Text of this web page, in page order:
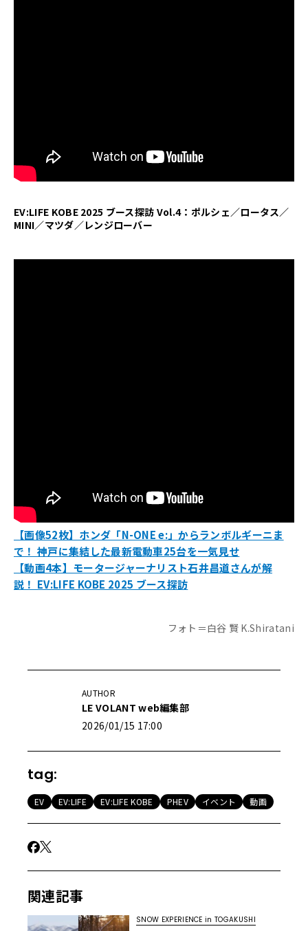
EV:LIFE KOBE 2025 ブース探訪 Vol.4：ポルシェ／ロータス／
MINI／マツダ／レンジローバー
【画像52枚】ホンダ「N-ONE e:」からランボルギーニま
で！ 神戸に集結した最新電動車25台を一気見せ
【動画4本】モータージャーナリスト石井昌道さんが解
説！ EV:LIFE KOBE 2025 ブース探訪
フォト＝白谷 賢 K.Shiratani
AUTHOR
LE VOLANT web編集部
2026/01/15 17:00
tag:
EV EV:LIFE EV:LIFE KOBE PHEV イベント 動画
関連記事
SNOW EXPERIENCE in TOGAKUSHI